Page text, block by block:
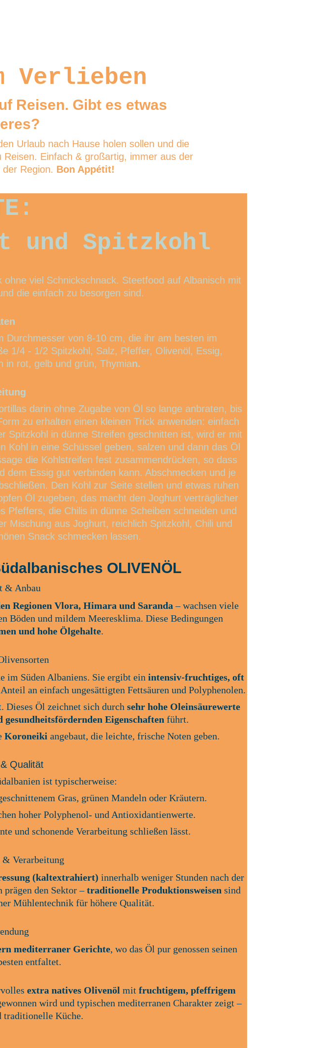
Verlieben
Reisen. Gibt es etwas
Urlaub nach Hause holen sollen und die
Einfach & großartig, immer aus der
Region. Bon Appétit!
und Spitzkohl
viel Schnickschnack. Steetfood auf Albanisch mit
die einfach zu besorgen sind.
Durchmesser von 8-10 cm, die ihr am besten im
1/4 - 1/2 Spitzkohl, Salz, Pfeffer, Olivenöl, Essig,
in rot, gelb und grün, Thymian.
darin ohne Zugabe von Öl so lange anbraten, bis
zu erhalten einen kleinen Trick anwenden: einfach
Spitzkohl in dünne Streifen geschnitten ist, wird er mit
Kohl in eine Schüssel geben, salzen und dann das Öl
die Kohlstreifen fest zusammendrücken, so dass
Essig gut verbinden kann. Abschmecken und je
Den Kohl zur Seite stellen und etwas ruhen
Öl zugeben, das macht den Joghurt verträglicher
die Chilis in dünne Scheiben schneiden und
Mischung aus Joghurt, reichlich Spitzkohl, Chili und
Snack schmecken lassen.
OLIVENÖL
& Anbau
Regionen Vlora, Himara und Saranda – wachsen viele
Böden und mildem Meeresklima. Diese Bedingungen
und hohe Ölgehalte.
im Süden Albaniens. Sie ergibt ein intensiv-fruchtiges, oft
an einfach ungesättigten Fettsäuren und Polyphenolen.
Öl zeichnet sich durch sehr hohe Oleinsäurewerte
Eigenschaften führt.
Koroneiki angebaut, die leichte, frische Noten geben.
& Qualität
ist typischerweise:
Gras, grünen Mandeln oder Kräutern.
hoher Polyphenol- und Antioxidantienwerte.
und schonende Verarbeitung schließen lässt.
Verarbeitung
(kaltextrahiert) innerhalb weniger Stunden nach der
prägen den Sektor – traditionelle Produktionsweisen sind
Mühlentechnik für höhere Qualität.
mediterraner Gerichte, wo das Öl pur genossen seinen
entfaltet.
extra natives Olivenöl mit fruchtigem, pfeffrigem
wird und typischen mediterranen Charakter zeigt –
traditionelle Küche.